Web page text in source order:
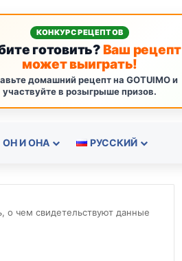
КОНКУРС РЕЦЕПТОВ
готовить?Ваш рецепт
может выиграть!
домашний рецепт на GOTUIMO и
участвуйте в розыгрыше призов.
ОН И ОНА РУССКИЙ
о чем свидетельствуют данные